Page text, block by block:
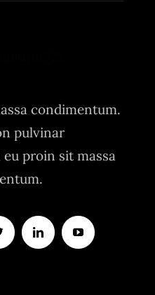
condimentum.
pulvinar
proin sit massa